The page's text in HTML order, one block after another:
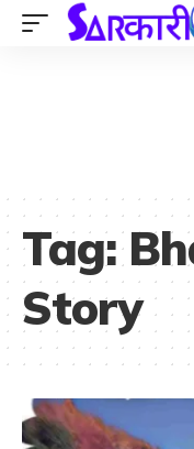
Tag:
Story